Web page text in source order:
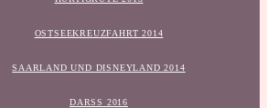
OSTSEEKREUZFAHRT 2014
SAARLAND UND DISNEYLAND 2014
DARSS 2016